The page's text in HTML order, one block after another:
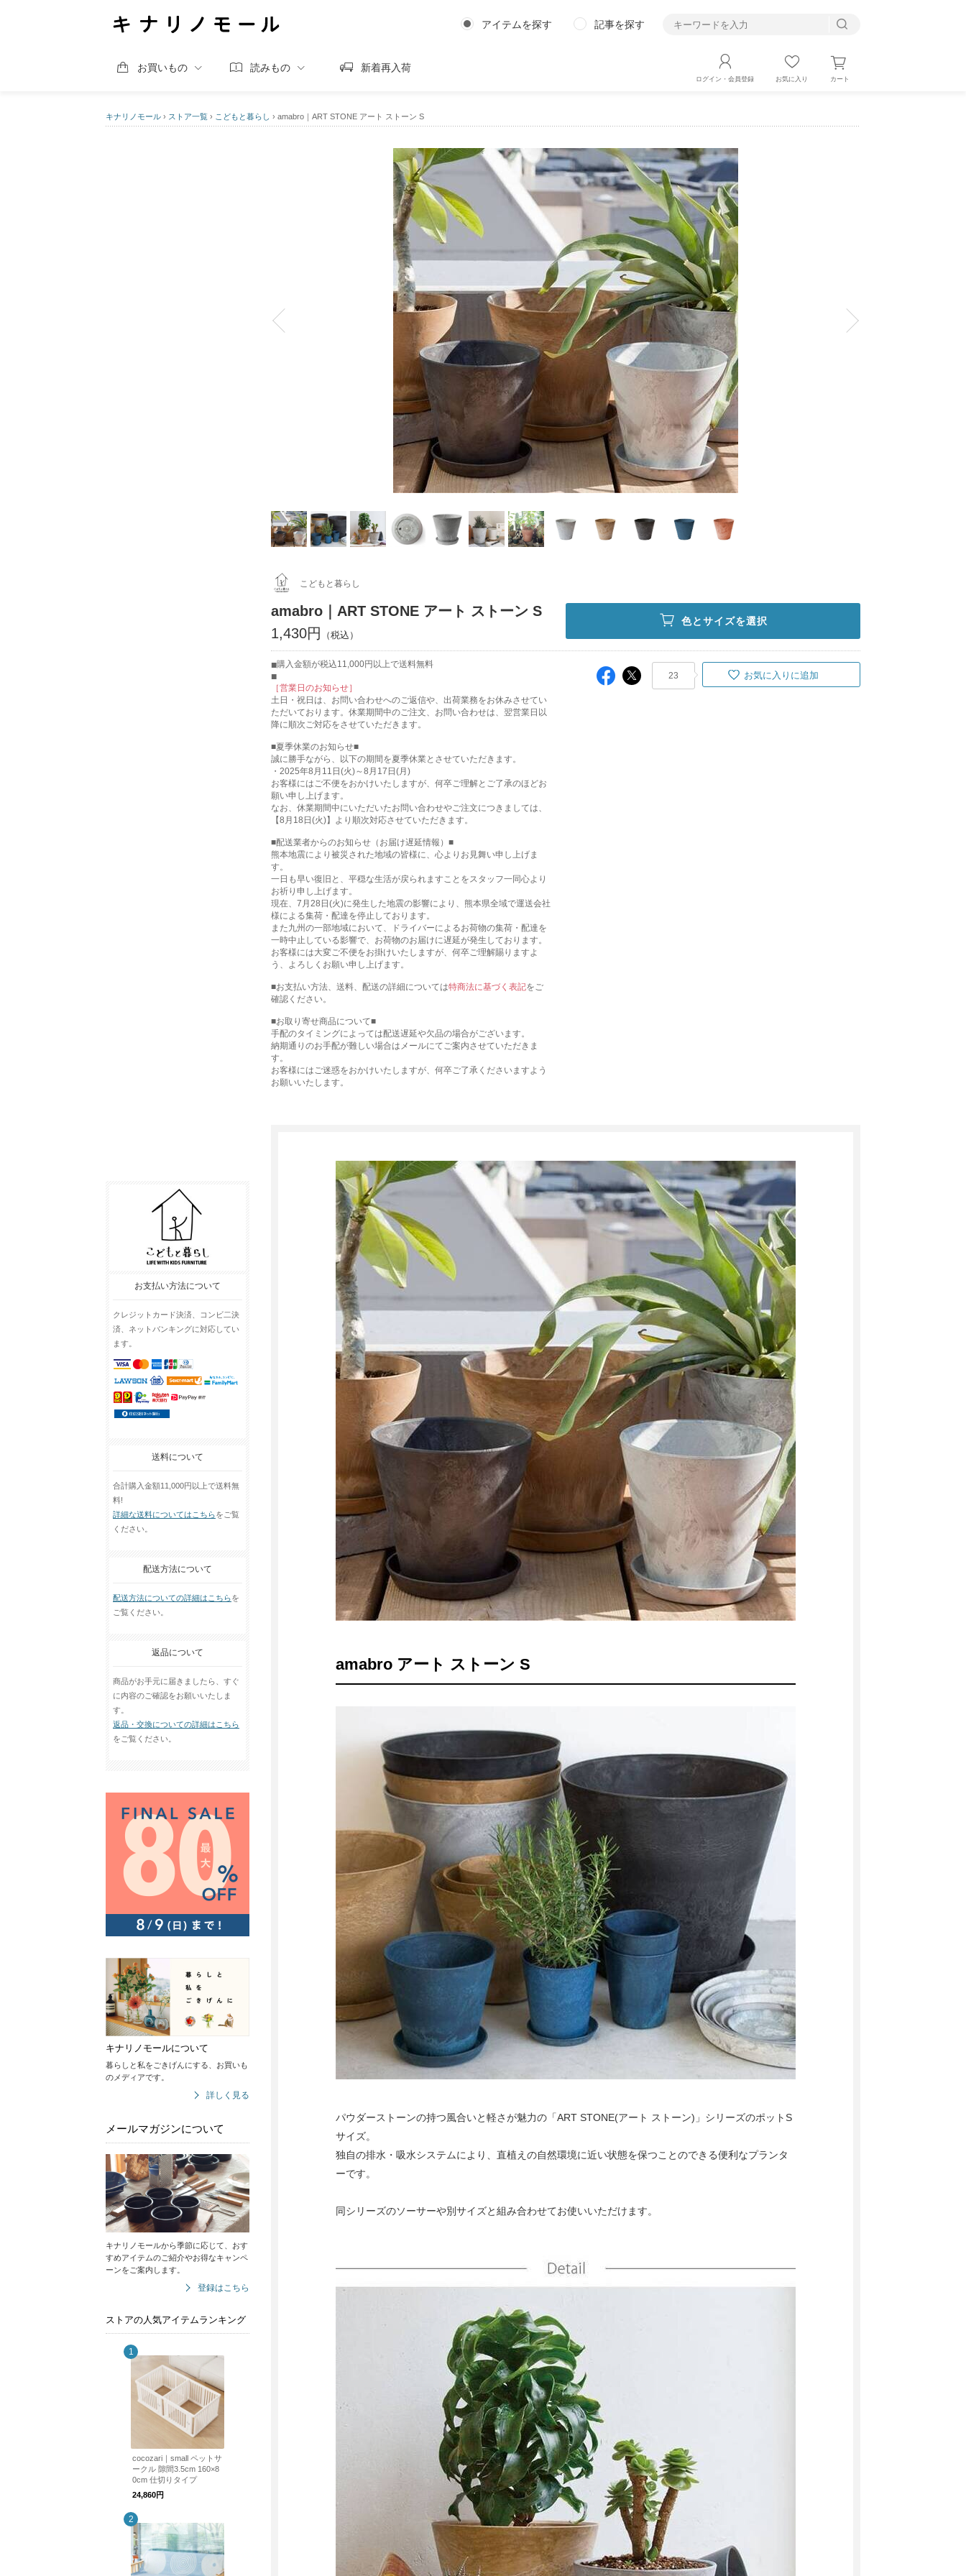
アイテムを探す 記事を探す
お買いもの 読みもの 新着再入荷
ログイン・会員登録 お気に入り カート
キナリノモール › ストア一覧 › こどもと暮らし › amabro｜ART STONE アート ストーン S
お支払い方法について
クレジットカード決済、コンビ二決
済、ネットバンキングに対応してい
ます。
送料について
合計購入金額11,000円以上で送料無
料!
詳細な送料についてはこちらをご覧
ください。
配送方法について
配送方法についての詳細はこちらを
ご覧ください。
返品について
商品がお手元に届きましたら、すぐ
に内容のご確認をお願いいたしま
す。
返品・交換についての詳細はこちら
をご覧ください。
キナリノモールについて
暮らしと私をごきげんにする、お買いも
のメディアです。
詳しく見る
メールマガジンについて
キナリノモールから季節に応じて、おす
すめアイテムのご紹介やお得なキャンペ
ーンをご案内します。
登録はこちら
ストアの人気アイテムランキング
cocozari｜small ペットサ
ークル 隙間3.5cm 160×8
0cm 仕切りタイプ
24,860円
こどもと暮らし
amabro｜ART STONE アート ストーン S
1,430円
色とサイズを選択
購入金額が税込11,000円以上で送料無料
［営業日のお知らせ］
土日・祝日は、お問い合わせへのご返信や、出荷業務をお休みさせてい
ただいております。休業期間中のご注文、お問い合わせは、翌営業日以
降に順次ご対応をさせていただきます。
■夏季休業のお知らせ■
誠に勝手ながら、以下の期間を夏季休業とさせていただきます。
・2025年8月11日(火)～8月17日(月)
お客様にはご不便をおかけいたしますが、何卒ご理解とご了承のほどお
願い申し上げます。
なお、休業期間中にいただいたお問い合わせやご注文につきましては、
【8月18日(火)】より順次対応させていただきます。
■配送業者からのお知らせ（お届け遅延情報）■
熊本地震により被災された地域の皆様に、心よりお見舞い申し上げま
す。
一日も早い復旧と、平穏な生活が戻られますことをスタッフ一同心より
お祈り申し上げます。
現在、7月28日(火)に発生した地震の影響により、熊本県全域で運送会社
様による集荷・配達を停止しております。
また九州の一部地域において、ドライバーによるお荷物の集荷・配達を
一時中止している影響で、お荷物のお届けに遅延が発生しております。
お客様には大変ご不便をお掛けいたしますが、何卒ご理解賜りますよ
う、よろしくお願い申し上げます。
■お支払い方法、送料、配送の詳細については特商法に基づく表記をご
確認ください。
■お取り寄せ商品について■
手配のタイミングによっては配送遅延や欠品の場合がございます。
納期通りのお手配が難しい場合はメールにてご案内させていただきま
す。
お客様にはご迷惑をおかけいたしますが、何卒ご了承くださいますよう
お願いいたします。
23 お気に入りに追加
amabro アート ストーン S
パウダーストーンの持つ風合いと軽さが魅力の「ART STONE(アート ストーン)」シリーズのポットS
サイズ。
独自の排水・吸水システムにより、直植えの自然環境に近い状態を保つことのできる便利なプランタ
ーです。
同シリーズのソーサーや別サイズと組み合わせてお使いいただけます。